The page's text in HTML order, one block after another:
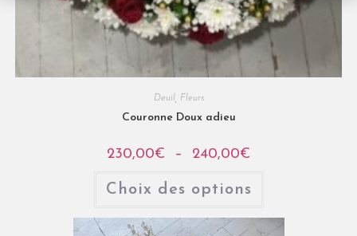
Deuil Fleurs
Couronne Doux adieu
230,00€ – 240,00€
Choix des options